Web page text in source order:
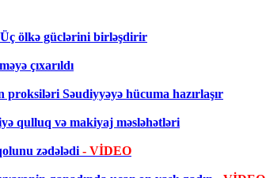
ölkə güclərini birləşdirir
çıxarıldı
Səudiyyəyə hücuma hazırlaşır
qulluq və makiyaj məsləhətləri
zədələdi - VİDEO